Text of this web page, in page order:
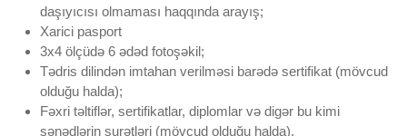
daşıyıcısı olmaması haqqında arayış;
Xarici pasport
3x4 ölçüdə 6 ədəd fotoşəkil;
Tədris dilindən imtahan verilməsi barədə sertifikat (mövcud
olduğu halda);
Fəxri təltiflər, sertifikatlar, diplomlar və digər bu kimi
sənədlərin surətləri (mövcud olduğu halda).